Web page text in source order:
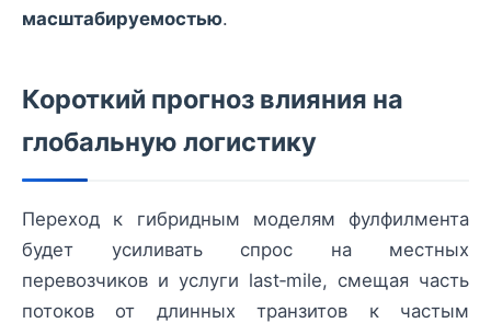
масштабируемостью.
Короткий прогноз влияния на
глобальную логистику
Переход к гибридным моделям фулфилмента
будет усиливать спрос на местных
перевозчиков и услуги last‑mile, смещая часть
потоков от длинных транзитов к частым